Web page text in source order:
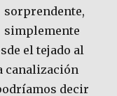
sorprendente,
simplemente
el tejado al
canalización
decir